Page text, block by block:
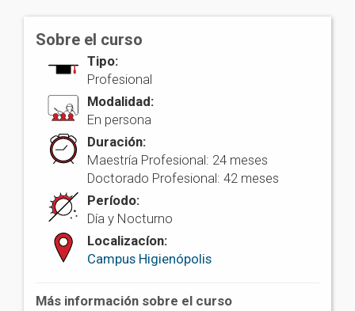
Sobre el curso
Tipo:
Profesional
Modalidad:
En persona
Duración:
Maestría Profesional: 24 meses
Doctorado Profesional: 42 meses
Período:
Día y Nocturno
Localizacíon:
Campus Higienópolis
Más información sobre el curso